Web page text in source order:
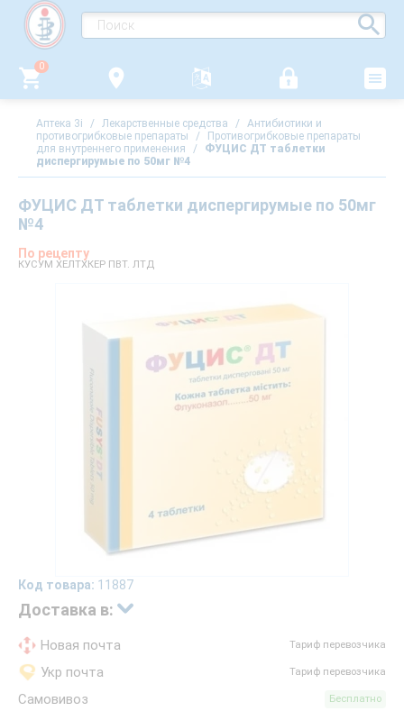
0
Аптека 3i / Лекарственные средства / Антибиотики и
противогрибковые препараты
/
Противогрибковые препараты
для внутреннего применения
/
ФУЦИС ДТ таблетки
диспергирумые по 50мг №4
ФУЦИС ДТ таблетки диспергирумые по 50мг
№4
По рецепту
КУСУМ ХЕЛТХКЕР ПВТ. ЛТД
Код товара: 11887
Доставка в:
Новая почта Тариф перевозчика
Укр почта Тариф перевозчика
Самовивоз Бесплатно